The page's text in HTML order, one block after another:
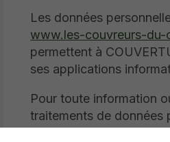
Les données
www.les-couvreurs-du-
permettent à
ses applications
Pour toute information
traitements de données
vous pouvez contacter